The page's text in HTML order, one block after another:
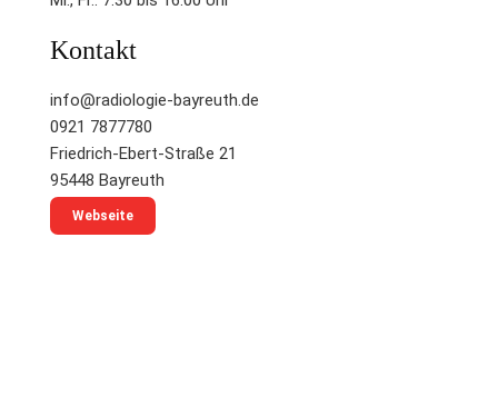
Kontakt
info@radiologie-bayreuth.de
0921 7877780
Friedrich-Ebert-Straße 21
95448 Bayreuth
Webseite